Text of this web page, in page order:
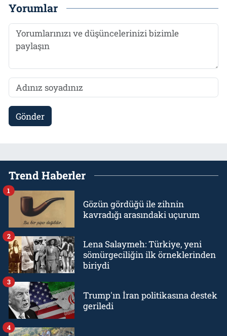
Yorumlar
Gönder
Trend Haberler
Gözün gördüğü ile zihnin
kavradığı arasındaki uçurum
1
Lena Salaymeh: Türkiye, yeni
sömürgeciliğin ilk örneklerinden
biriydi
2
Trump'ın İran politikasına destek
geriledi
3
4